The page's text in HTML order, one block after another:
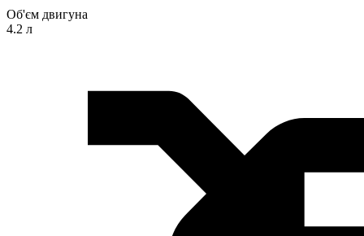
Об'єм двигуна
4.2 л